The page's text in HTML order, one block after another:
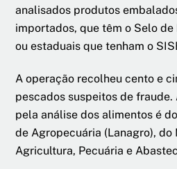
analisados produtos
importados, que têm o Selo
ou estaduais que tenham o
A operação recolheu cento e
pescados suspeitos de
pela análise dos alimentos é
de Agropecuária (Lanagro), do
Agricultura, Pecuária e